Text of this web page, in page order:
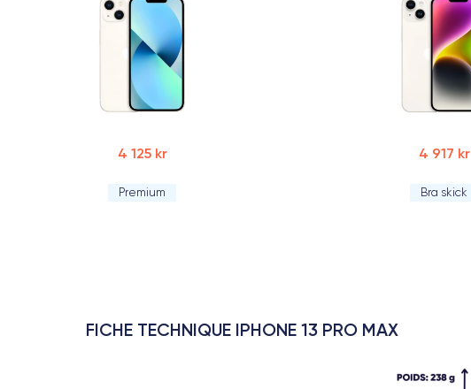
4 125 kr
Premium
4 917 kr
Bra skick
FICHE TECHNIQUE IPHONE 13 PRO MAX